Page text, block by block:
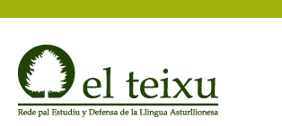
El Teixu